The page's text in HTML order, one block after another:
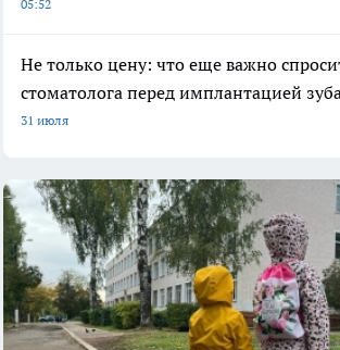
05:52
Не только цену: что еще важно
стоматолога перед имплантацией зуба
31 июля